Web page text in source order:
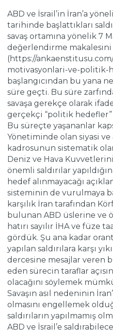
ABD ve İsrail’in İran’a
tarihinde başlattıkları
savaş ortamına yönelik 7
değerlendirme makalesini
(https://
motivasyonlari-ve-politik-
başlangıcından bu yana
süre geçti. Bu süre
savaşa gerekçe olarak
gerçekçi “politik
Bu süreçte yaşananlar
Yönetiminde olan siyasi
kadrosunun sistematik
Deniz ve Hava
önemli saldırılar
hedef alınmayacağı
sisteminin de vurulmaya
karşılık İran tarafından
bulunan ABD üslerine ve
hatırı sayılır İHA ve füze
gördük. Şu ana kadar
yapılan saldırılara karşı
dercesine mesajlar veren
eden sürecin taraflar
olacağını söylemek
Savaşın asıl nedeninin
olmasını engellemek
saldırıların yapılmamış
ABD ve İsrail’e